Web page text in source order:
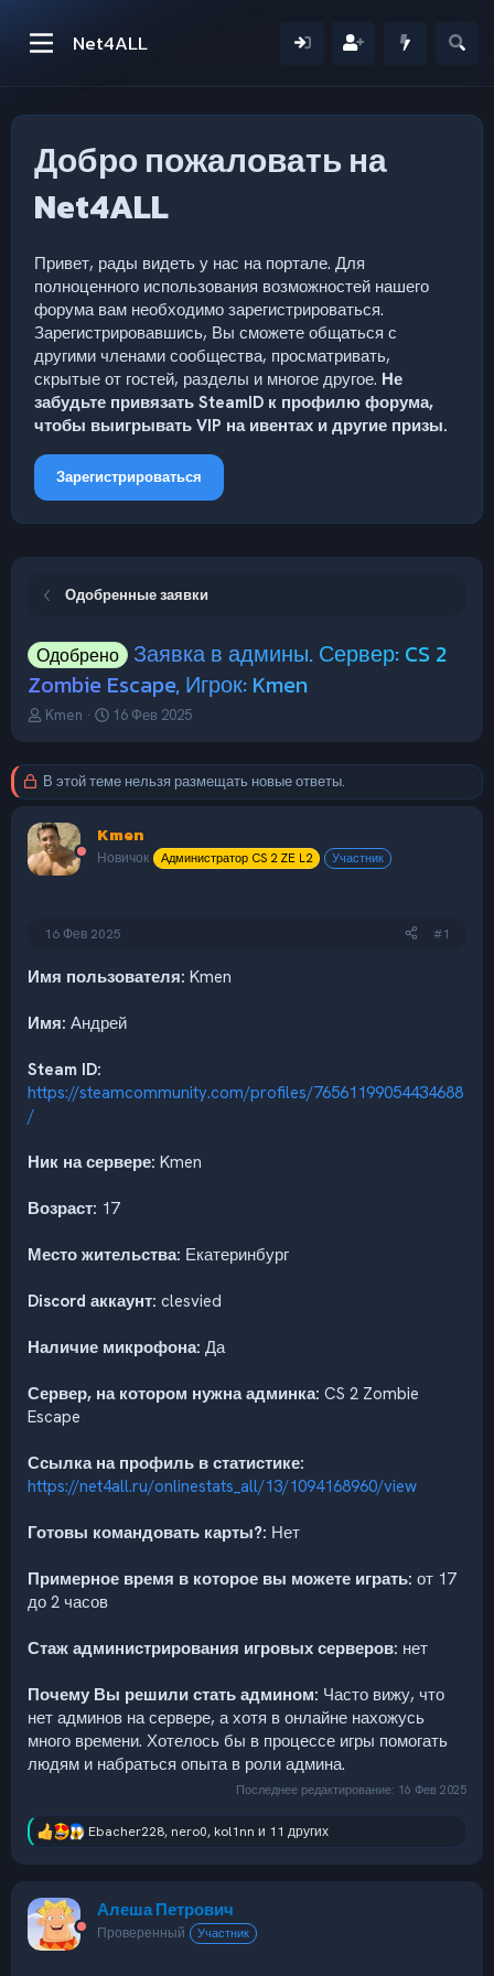
Net4ALL
Добро пожаловать на
Net4ALL
Привет, рады видеть у нас на портале. Для
полноценного использования возможностей нашего
форума вам необходимо зарегистрироваться.
Зарегистрировавшись, Вы сможете общаться с
другими членами сообщества, просматривать,
скрытые от гостей, разделы и многое другое. Не
забудьте привязать SteamID к профилю форума,
чтобы выигрывать VIP на ивентах и другие призы.
Зарегистрироваться
Одобренные заявки
Одобрено Заявка в админы. Сервер: CS 2
Zombie Escape, Игрок: Kmen
А
о
е
м
ы
Kmen
Д
ч
а
16 Фев 2025
В этой теме нельзя размещать новые ответы.
Kmen
Новичок Администратор CS 2 ZE L2 Участник
16 Фев 2025 #1
Имя пользователя: Kmen
Имя: Андрей
Steam ID:
https://steamcommunity.com/profiles/76561199054434688
/
Ник на сервере: Kmen
Возраст: 17
Место жительства: Екатеринбург
Discord аккаунт: clesvied
Наличие микрофона: Да
Сервер, на котором нужна админка: CS 2 Zombie
Escape
Ссылка на профиль в статистике:
https://net4all.ru/onlinestats_all/13/1094168960/view
Готовы командовать карты?: Нет
Примерное время в которое вы можете играть: от 17
до 2 часов
Стаж администрирования игровых серверов: нет
Почему Вы решили стать админом: Часто вижу, что
нет админов на сервере, а хотя в онлайне нахожусь
много времени. Хотелось бы в процессе игры помогать
людям и набраться опыта в роли админа.
Последнее редактирование: 16 Фев 2025
Р
ц
и
и
Ebacher228, nero0, kol1nn и 11 других
Алеша Петрович
Проверенный Участник